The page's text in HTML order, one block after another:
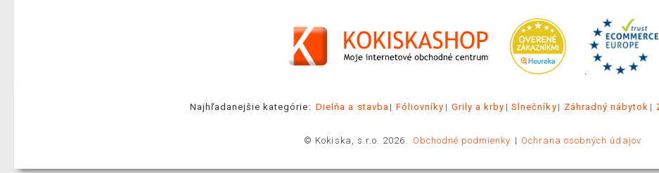
.
Najhľadanejšie kategórie: Dielňa a stavba Fóliovníky Grily a krby Slnečníky Záhradný nábytok
© Kokiska, s.r.o. 2026. Obchodné podmienky Ochrana osobných údajov